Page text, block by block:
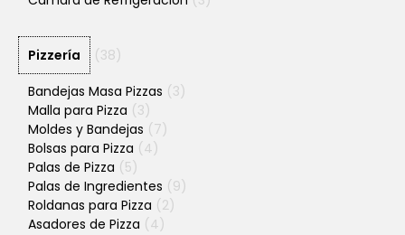
Pizzería
(38)
Bandejas Masa Pizzas (3)
Malla para Pizza (3)
Moldes y Bandejas (7)
Bolsas para Pizza (4)
Palas de Pizza (5)
Palas de Ingredientes (9)
Roldanas para Pizza (2)
Asadores de Pizza (4)